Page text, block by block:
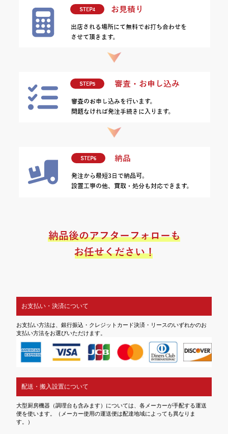
お支払い・決済について
お支払い方法は、銀行振込・クレジットカード決済・リースのいずれかのお
支払い方法をお選びいただけます。
配送・搬入設置について
大型厨房機器（調理台も含みます）については、各メーカーが手配する運送
便を使います。（メーカー使用の運送便は配達地域によっても異なりま
す。）